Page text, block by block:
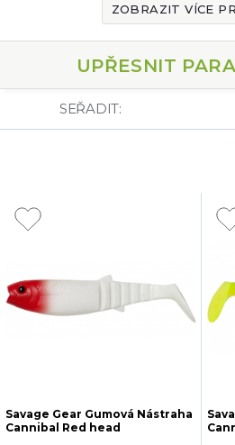
ZOBRAZIT VÍCE
UPŘESNIT
SEŘADIT:
Savage Gear Gumová Nástraha
Cannibal Red head